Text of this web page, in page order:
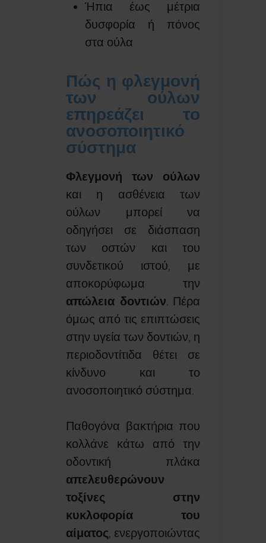
Ήπια έως μέτρια
δυσφορία ή πόνος
στα ούλα
Πώς η φλεγμονή
των ούλων
επηρεάζει το
ανοσοποιητικό
σύστημα
Φλεγμονή των ούλων
και η ασθένεια των
ούλων μπορεί να
οδηγήσει σε διάσπαση
των οστών και του
συνδετικού ιστού, με
αποκορύφωμα την
απώλεια δοντιών. Πέρα
όμως από τις επιπτώσεις
στην υγεία των δοντιών, η
περιοδοντίτιδα θέτει σε
κίνδυνο και το
ανοσοποιητικό σύστημα.
Παθογόνα βακτήρια που
κολλάνε κάτω από την
οδοντική πλάκα
απελευθερώνουν
τοξίνες στην
κυκλοφορία του
αίματος, ενεργοποιώντας